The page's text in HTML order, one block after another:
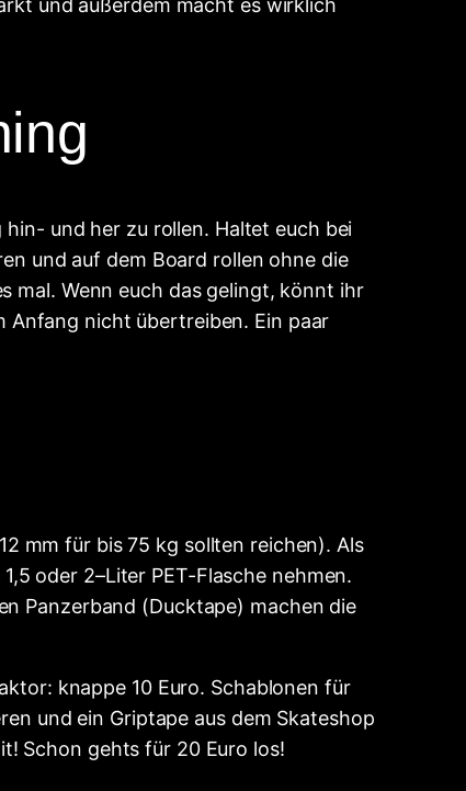
und her zu rollen. Haltet euch bei
und auf dem Board rollen ohne die
mal. Wenn euch das gelingt, könnt ihr
Anfang nicht übertreiben. Ein paar
mm für bis 75 kg sollten reichen). Als
oder 2–Liter PET-Flasche nehmen.
Panzerband (Ducktape) machen die
knappe 10 Euro. Schablonen für
und ein Griptape aus dem Skateshop
Schon gehts für 20 Euro los!